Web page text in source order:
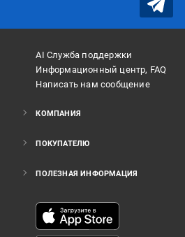
AI Служба поддержки
Информационный центр, FAQ
Написать нам сообщение
КОМПАНИЯ
ПОКУПАТЕЛЮ
ПОЛЕЗНАЯ ИНФОРМАЦИЯ